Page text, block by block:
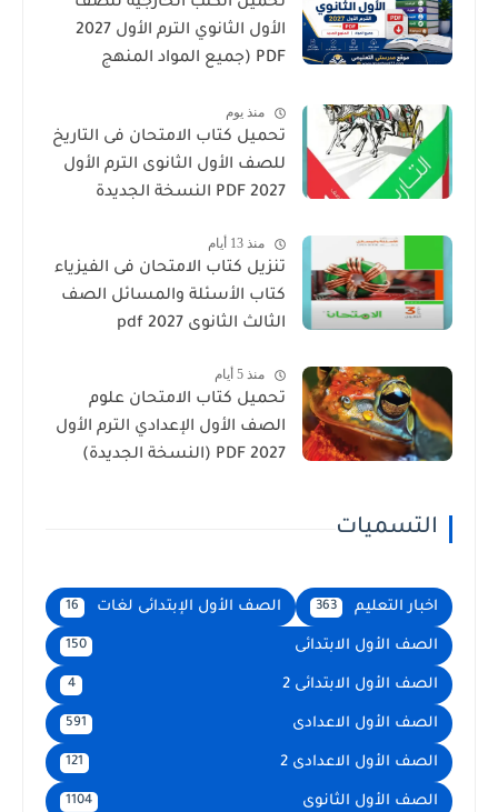
الأول الثانوي الترم الأول 2027
PDF (جميع المواد المنهج
منذ يوم
تحميل كتاب الامتحان فى التاريخ
للصف الأول الثانوى الترم الأول
2027 PDF النسخة الجديدة
منذ 13 أيام
تنزيل كتاب الامتحان فى الفيزياء
كتاب الأسئلة والمسائل الصف
الثالث الثانوى 2027 pdf
منذ 5 أيام
تحميل كتاب الامتحان علوم
الصف الأول الإعدادي الترم الأول
2027 PDF (النسخة الجديدة)
التسميات
اخبار التعليم 363 الصف الأول الإبتدائى لغات 16
الصف الأول الابتدائى 150
الصف الأول الابتدائى 2 4
الصف الأول الاعدادى 591
الصف الأول الاعدادى 2 121
الصف الأول الثانوى 1104